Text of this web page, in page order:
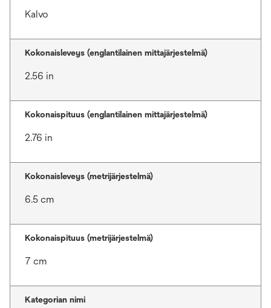
Kalvo
Kokonaisleveys (englantilainen mittajärjestelmä)
2.56 in
Kokonaispituus (englantilainen mittajärjestelmä)
2.76 in
Kokonaisleveys (metrijärjestelmä)
6.5 cm
Kokonaispituus (metrijärjestelmä)
7 cm
Kategorian nimi